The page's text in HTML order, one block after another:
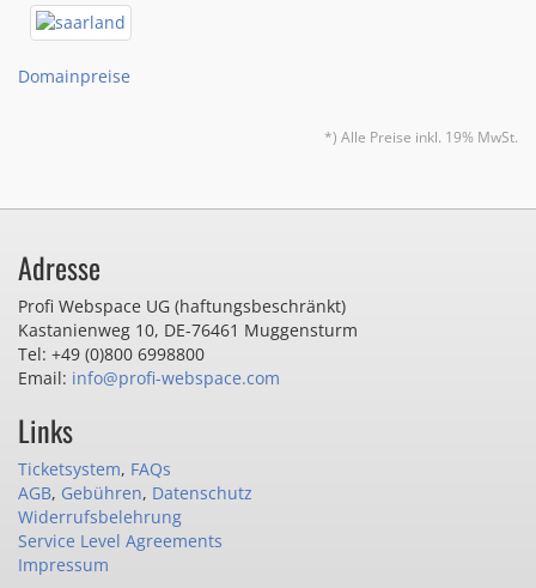
Domainpreise
*) Alle Preise inkl. 19% MwSt.
Adresse
Profi Webspace UG (haftungsbeschränkt)
Kastanienweg 10, DE-76461 Muggensturm
Tel: +49 (0)800 6998800
Email: info@profi-webspace.com
Links
Ticketsystem, FAQs
AGB, Gebühren, Datenschutz
Widerrufsbelehrung
Service Level Agreements
Impressum